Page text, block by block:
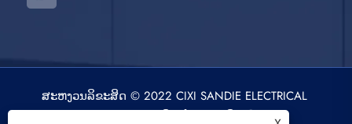
ສະຫງວນລິຂະສິດ © 2022 CIXI SANDIE ELECTRICAL
APPLIANCE CO.,LTD. ເຄື່ອງຊັກຜ້າ, ເຄື່ອງອົບແຫ້ງ,